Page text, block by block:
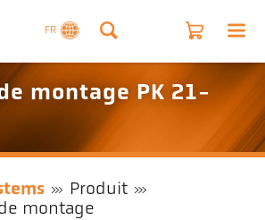
FR
montage PK 21-
Produit
montage